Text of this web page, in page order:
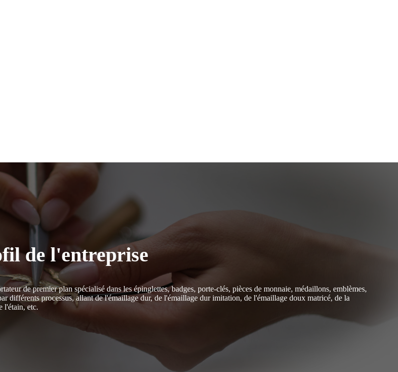
de l'entreprise
de premier plan spécialisé dans les épinglettes, badges, porte-clés, pièces de monnaie, médaillons, emblèmes,
différents processus, allant de l'émaillage dur, de l'émaillage dur imitation, de l'émaillage doux matricé, de la
l'étain, etc.